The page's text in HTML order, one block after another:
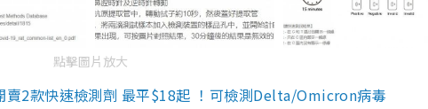
點擊圖片放大
賣2款快速檢測劑 最平$18起 ！可檢測Delta/Omicron病毒